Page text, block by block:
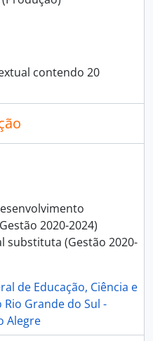
contendo 20
2020-2024)
substituta (Gestão 2020-
de Educação, Ciência e
Grande do Sul -
Alegre